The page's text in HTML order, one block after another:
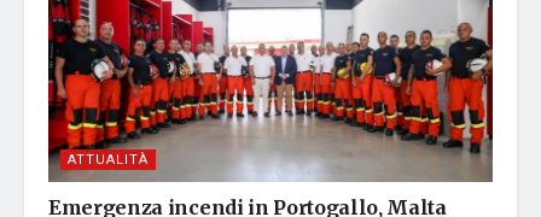
ATTUALITÀ
Emergenza incendi in Portogallo, Malta